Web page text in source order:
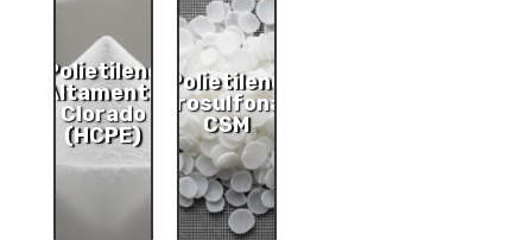
Polietileno
Altamente
Clorado
(HCPE)
Polietileno
clorosulfonado
CSM